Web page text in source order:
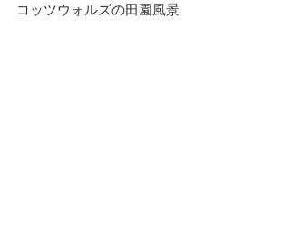
コッツウォルズの田園風景